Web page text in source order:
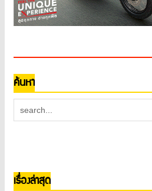
ค้นหา
เรื่องล่าสุด